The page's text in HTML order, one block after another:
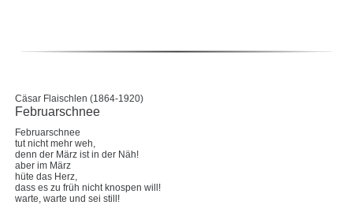
Cäsar Flaischlen (1864-1920)
Februarschnee
Februarschnee
tut nicht mehr weh,
denn der März ist in der Näh!
aber im März
hüte das Herz,
dass es zu früh nicht knospen will!
warte, warte und sei still!